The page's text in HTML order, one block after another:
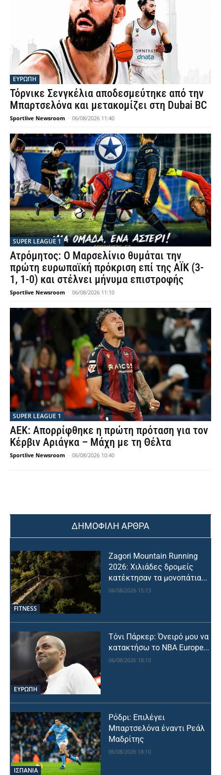
ΕΥΡΩΠΗ
Τόρνικε Σενγκέλια αποδεσμεύτηκε από την
Μπαρτσελόνα και μετακομίζει στη Dubai BC
Sportlive Newsroom - 06/08/2026 11:40
SUPER LEAGUE 1
Ατρόμητος: Ο Μαρσελίνιο θυμάται την
πρώτη ευρωπαϊκή πρόκριση επί της ΑΪΚ (3-
1, 1-0) και στέλνει μήνυμα επιστροφής
Sportlive Newsroom - 06/08/2026 11:10
SUPER LEAGUE 1
ΑΕΚ: Απορρίφθηκε η πρώτη πρόταση για τον
Κέρβιν Αριάγκα – Μάχη με τη Θέλτα
Sportlive Newsroom - 06/08/2026 10:40
ΔΗΜΟΦΙΛΗ ΑΡΘΡΑ
FITNESS
Zagori Mountain Running
2026: Χιλιάδες δρομείς
κατέκτησαν τα μονοπάτια...
06/08/2026 15:13
ΕΥΡΩΠΗ
Τόνι Πάρκερ: Όνειρό μου να
κατακτήσω το NBA Europe...
06/08/2026 18:10
ΙΣΠΑΝΙΑ
Ρόδρι: Επιλέγει
Μπαρτσελόνα έναντι Ρεάλ
Μαδρίτης
06/08/2026 18:10